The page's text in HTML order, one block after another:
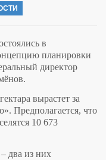
в
планировки
директор
вырастет за
Предполагается, что
10 673
два из них